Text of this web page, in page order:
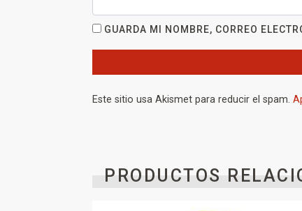
GUARDA MI NOMBRE, CORREO
Este sitio usa Akismet para reducir el spam.
PRODUCTOS